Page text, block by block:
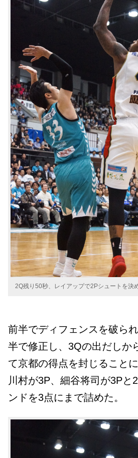
2Q残り50秒、レイアップで2Pシュートを決
前半でディフェンスを破ら
半で修正し、3Qの出だしか
て京都の得点を封じること
川村が3P、細谷将司が3Pと
ンドを3点にまで詰めた。